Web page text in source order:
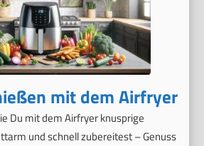
mit dem Airfryer
Du mit dem Airfryer knusprige
und schnell zubereitest – Genuss